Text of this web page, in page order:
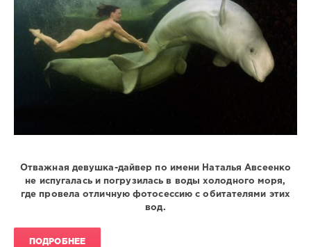
Отважная девушка-дайвер по имени Наталья Авсеенко
не испугалась и погрузилась в воды холодного моря,
где провела отличную фотосессию с обитателями этих
вод.
ПОДРОБНЕЕ